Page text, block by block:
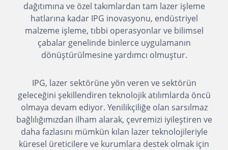
dağıtımına ve özel takımlardan tam lazer işleme
hatlarına kadar IPG inovasyonu, endüstriyel
malzeme işleme, tıbbi operasyonlar ve bilimsel
çabalar genelinde binlerce uygulamanın
dönüştürülmesine yardımcı olmuştur.
IPG, lazer sektörüne yön veren ve sektörün
geleceğini şekillendiren teknolojik atılımlarda öncü
olmaya devam ediyor. Yenilikçiliğe olan sarsılmaz
bağlılığımızdan ilham alarak, çevremizi iyileştiren ve
daha fazlasını mümkün kılan lazer teknolojileriyle
küresel üreticilere ve kurumlara destek olmak için